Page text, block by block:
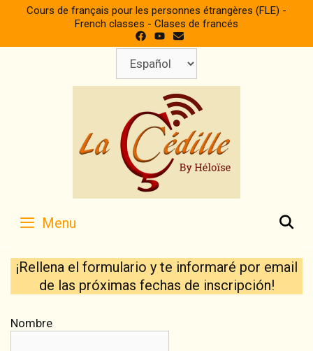
Cours de français pour les personnes étrangères (FLE) -
French classes - Clases de francés
idioma
Menu
¡Rellena el formulario y te informaré por email
de las próximas fechas de inscripción!
Nombre